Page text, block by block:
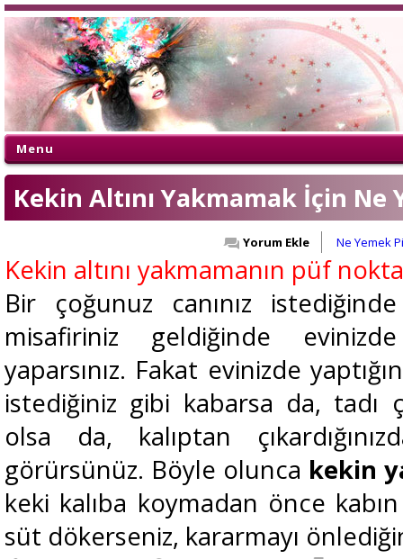
Menu
Kekin Altını Yakmamak İçin Ne
Ne Yemek
Yorum Ekle
Kekin altını yakmamanın püf
Bir çoğunuz canınız
misafiriniz geldiğinde
yaparsınız. Fakat evinizde
istediğiniz gibi kabarsa da, tadı
olsa da, kalıptan
görürsünüz. Böyle olunca kekin
keki kalıba koymadan önce
süt dökerseniz, kararmayı